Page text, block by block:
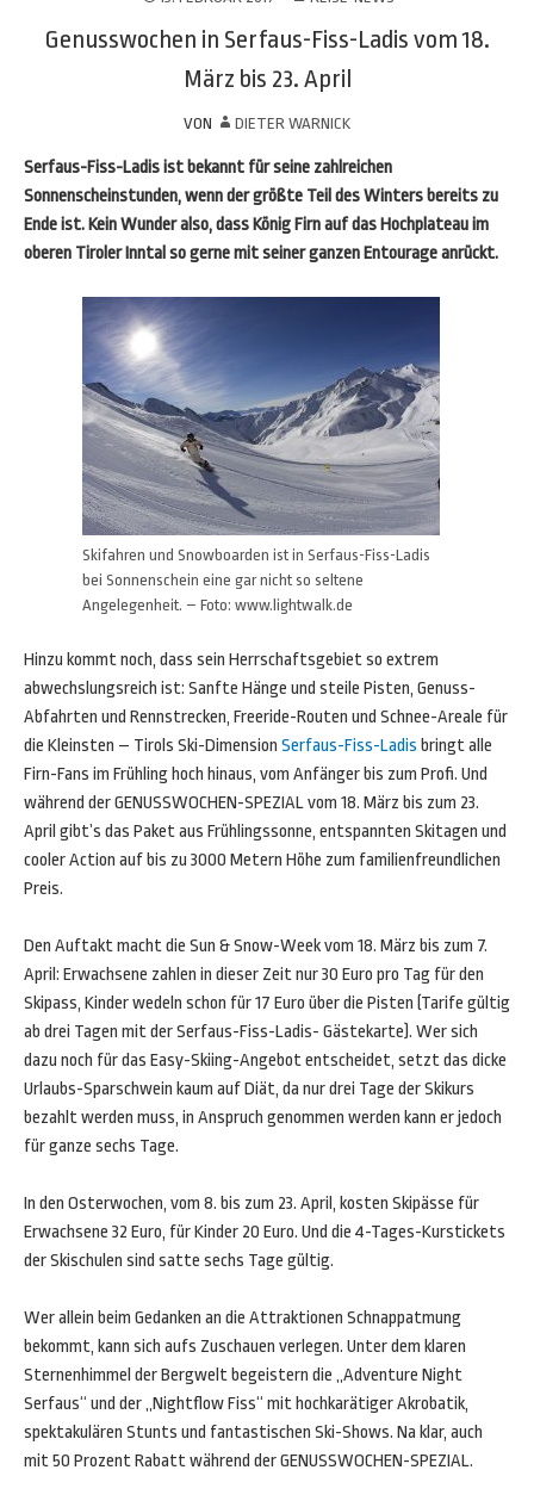
Genusswochen in Serfaus-Fiss-Ladis vom 18.
März bis 23. April
VON DIETER WARNICK
Serfaus-Fiss-Ladis ist bekannt für seine zahlreichen
Sonnenscheinstunden, wenn der größte Teil des Winters bereits zu
Ende ist. Kein Wunder also, dass König Firn auf das Hochplateau im
oberen Tiroler Inntal so gerne mit seiner ganzen Entourage anrückt.
Skifahren und Snowboarden ist in Serfaus-Fiss-Ladis
bei Sonnenschein eine gar nicht so seltene
Angelegenheit. – Foto: www.lightwalk.de
Hinzu kommt noch, dass sein Herrschaftsgebiet so extrem
abwechslungsreich ist: Sanfte Hänge und steile Pisten, Genuss-
Abfahrten und Rennstrecken, Freeride-Routen und Schnee-Areale für
die Kleinsten – Tirols Ski-Dimension Serfaus-Fiss-Ladis bringt alle
Firn-Fans im Frühling hoch hinaus, vom Anfänger bis zum Profi. Und
während der GENUSSWOCHEN-SPEZIAL vom 18. März bis zum 23.
April gibt’s das Paket aus Frühlingssonne, entspannten Skitagen und
cooler Action auf bis zu 3000 Metern Höhe zum familienfreundlichen
Preis.
Den Auftakt macht die Sun & Snow-Week vom 18. März bis zum 7.
April: Erwachsene zahlen in dieser Zeit nur 30 Euro pro Tag für den
Skipass, Kinder wedeln schon für 17 Euro über die Pisten (Tarife gültig
ab drei Tagen mit der Serfaus-Fiss-Ladis- Gästekarte). Wer sich
dazu noch für das Easy-Skiing-Angebot entscheidet, setzt das dicke
Urlaubs-Sparschwein kaum auf Diät, da nur drei Tage der Skikurs
bezahlt werden muss, in Anspruch genommen werden kann er jedoch
für ganze sechs Tage.
In den Osterwochen, vom 8. bis zum 23. April, kosten Skipässe für
Erwachsene 32 Euro, für Kinder 20 Euro. Und die 4-Tages-Kurstickets
der Skischulen sind satte sechs Tage gültig.
Wer allein beim Gedanken an die Attraktionen Schnappatmung
bekommt, kann sich aufs Zuschauen verlegen. Unter dem klaren
Sternenhimmel der Bergwelt begeistern die „Adventure Night
Serfaus“ und der „Nightflow Fiss“ mit hochkarätiger Akrobatik,
spektakulären Stunts und fantastischen Ski-Shows. Na klar, auch
mit 50 Prozent Rabatt während der GENUSSWOCHEN-SPEZIAL.